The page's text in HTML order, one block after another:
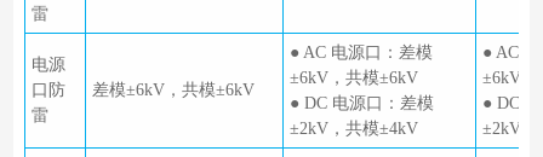
雷
电源
口防
雷
差模±6kV，共模±6kV
● AC 电源口：差模
±6kV，共模±6kV
● DC 电源口：差模
±2kV，共模±4kV
● AC
±6kV，
● DC
±2kV，